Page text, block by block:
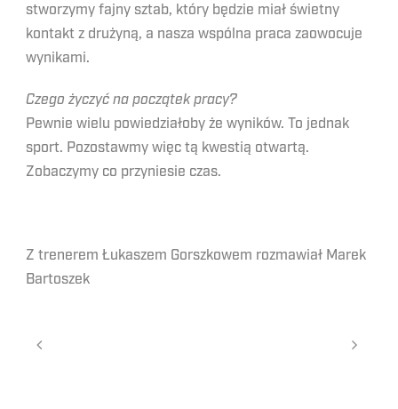
stworzymy fajny sztab, który będzie miał świetny
kontakt z drużyną, a nasza wspólna praca zaowocuje
wynikami.
Czego życzyć na początek pracy?
Pewnie wielu powiedziałoby że wyników. To jednak
sport. Pozostawmy więc tą kwestią otwartą.
Zobaczymy co przyniesie czas.
Z trenerem Łukaszem Gorszkowem rozmawiał Marek
Bartoszek